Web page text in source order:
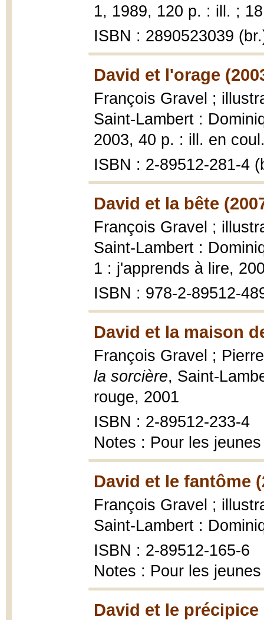
1, 1989, 120 p. : ill. ;
ISBN : 2890523039
David et l'orage
François Gravel ;
Saint-Lambert :
2003, 40 p. : ill. en
ISBN : 2-89512-281-4
David et la bête
François Gravel ;
Saint-Lambert :
1 : j'apprends à lire,
ISBN : 978-2-89512-
David et la maison
François Gravel ;
la sorcière, Saint-
rouge, 2001
ISBN : 2-89512-233-4
Notes : Pour les jeunes
David et le fantôme
François Gravel ;
Saint-Lambert :
ISBN : 2-89512-165-6
Notes : Pour les
David et le précipice